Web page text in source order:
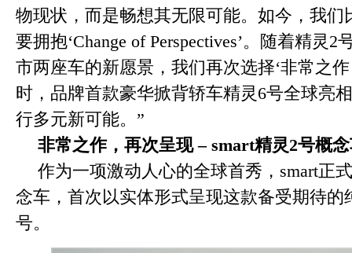
物现状，而是畅想其无限可能。如今，我们
要拥抱‘Change of Perspectives’。随着精灵
市两座车的新愿景，我们再次选择‘非常之
时，品牌首款豪华掀背轿车精灵6号全球亮
行多元新可能。”
非常之作，再次呈现– smart精灵2号概
作为一项激动人心的全球首秀，smart正
念车，首次以实体形式呈现这款备受期待的
号。